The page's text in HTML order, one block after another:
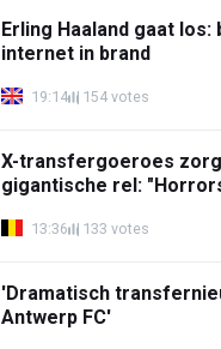
Erling Haaland gaat
internet in brand
19:14 154 votes
X-transfergoeroes
gigantische rel:
13:36 133 votes
'Dramatisch
Antwerp FC'